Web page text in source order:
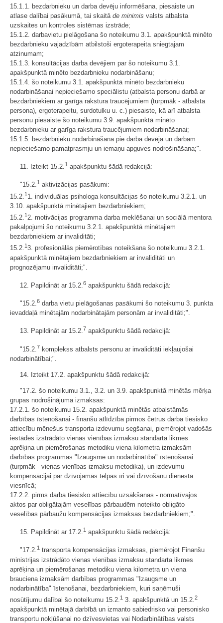
15.1.1. bezdarbnieku un darba devēju informēšana, piesaiste un
atlase dalībai pasākumā, tai skaitā de minimis valsts atbalsta
uzskaites un kontroles sistēmas izstrāde;
15.1.2. darbavietu pielāgošana šo noteikumu 3.1. apakšpunktā minēto
bezdarbnieku vajadzībām atbilstoši ergoterapeita sniegtajam
atzinumam;
15.1.3. konsultācijas darba devējiem par šo noteikumu 3.1.
apakšpunktā minēto bezdarbnieku nodarbināšanu;
15.1.4. šo noteikumu 3.1. apakšpunktā minēto bezdarbnieku
nodarbināšanai nepieciešamo speciālistu (atbalsta personu darbā ar
bezdarbniekiem ar garīga rakstura traucējumiem (turpmāk - atbalsta
persona), ergoterapeitu, surdotulku u. c.) piesaiste, kā arī atbalsta
personu piesaiste šo noteikumu 3.9. apakšpunktā minēto
bezdarbnieku ar garīga rakstura traucējumiem nodarbināšanai;
15.1.5. bezdarbnieku nodarbināšana pie darba devēja un darbam
nepieciešamo pamatprasmju un iemaņu apguves nodrošināšana;".
11. Izteikt 15.2.1 apakšpunktu šādā redakcijā:
"15.2.1 aktivizācijas pasākumi:
15.2. 1 1. individuālas psihologa konsultācijas šo noteikumu 3.2.1. un
3.10. apakšpunktā minētajiem bezdarbniekiem;
15.2.12. motivācijas programma darba meklēšanai un sociālā mentora
pakalpojumi šo noteikumu 3.2.1. apakšpunktā minētajiem
bezdarbniekiem ar invaliditāti;
15.2.1 3. profesionālās piemērotības noteikšana šo noteikumu 3.2.1.
apakšpunktā minētajiem bezdarbniekiem ar invaliditāti un
prognozējamu invaliditāti;".
12. Papildināt ar 15.2. 6 apakšpunktu šādā redakcijā:
"15.2.6 darba vietu pielāgošanas pasākumi šo noteikumu 3. punkta
ievaddaļā minētajām nodarbinātajām personām ar invaliditāti;".
13. Papildināt ar 15.2.7 apakšpunktu šādā redakcijā:
"15.2. 7 komplekss atbalsts personu ar invaliditāti iekļaujošai
nodarbinātībai;".
14. Izteikt 17.2. apakšpunktu šādā redakcijā:
"17.2. šo noteikumu 3.1., 3.2. un 3.9. apakšpunktā minētās mērķa
grupas nodrošinājuma izmaksas:
17.2.1. šo noteikumu 15.2. apakšpunktā minētās atbalstāmās
darbības īstenošanai - finanšu atlīdzība pirmos četrus darba tiesisko
attiecību mēnešus transporta izdevumu segšanai, piemērojot vadošās
iestādes izstrādāto vienas vienības izmaksu standarta likmes
aprēķina un piemērošanas metodiku viena kilometra izmaksām
darbības programmas "Izaugsme un nodarbinātība" īstenošanai
(turpmāk - vienas vienības izmaksu metodika), un izdevumu
kompensācijai par dzīvojamās telpas īri vai dzīvošanu dienesta
viesnīcā;
17.2.2. pirms darba tiesisko attiecību uzsākšanas - normatīvajos
aktos par obligātajām veselības pārbaudēm noteikto obligāto
veselības pārbaužu kompensācijas izmaksas bezdarbniekiem;".
15. Papildināt ar 17.2.1 apakšpunktu šādā redakcijā:
"17.2.1 transporta kompensācijas izmaksas, piemērojot Finanšu
ministrijas izstrādāto vienas vienības izmaksu standarta likmes
aprēķina un piemērošanas metodiku viena kilometra un viena
brauciena izmaksām darbības programmas "Izaugsme un
nodarbinātība" īstenošanai, bezdarbniekiem, kuri saņēmuši
nosūtījumu dalībai šo noteikumu 15.2. 1 3. apakšpunktā un 15.2. 2
apakšpunktā minētajā darbībā un izmanto sabiedrisko vai personisko
transportu nokļūšanai no dzīvesvietas vai Nodarbinātības valsts